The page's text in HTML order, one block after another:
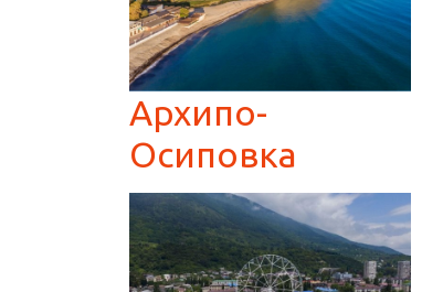
Архипо-
Осиповка